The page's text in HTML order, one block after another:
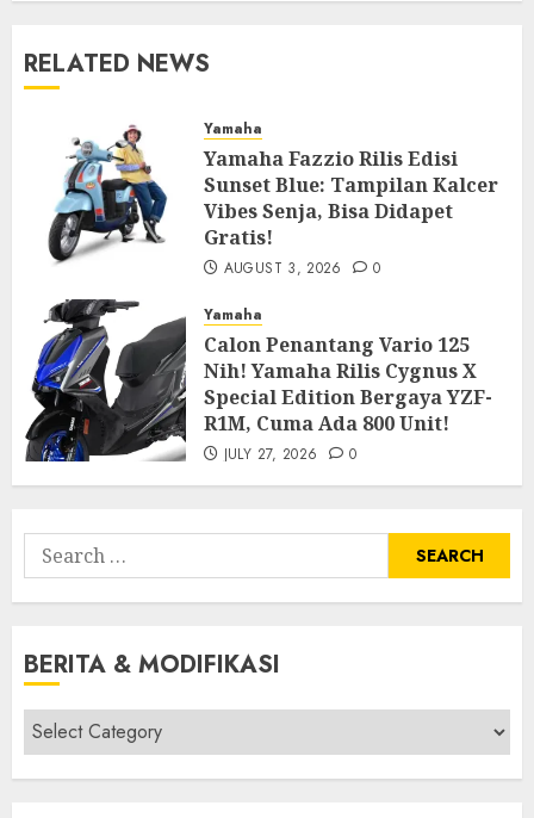
RELATED NEWS
Yamaha
Yamaha Fazzio Rilis Edisi
Sunset Blue: Tampilan Kalcer
Vibes Senja, Bisa Didapet
Gratis!
AUGUST 3, 2026 0
Yamaha
Calon Penantang Vario 125
Nih! Yamaha Rilis Cygnus X
Special Edition Bergaya YZF-
R1M, Cuma Ada 800 Unit!
JULY 27, 2026 0
Search
for:
BERITA & MODIFIKASI
Berita
&
Modifikasi